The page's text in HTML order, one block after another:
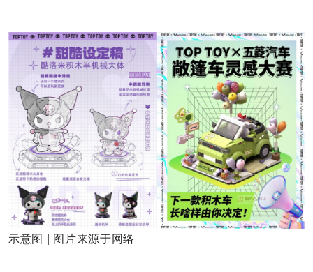
示意图 | 图片来源于网络